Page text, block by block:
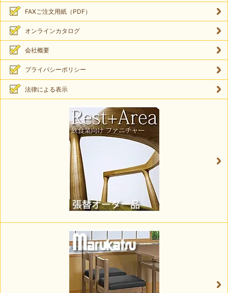
FAXご注文用紙（PDF）
オンラインカタログ
会社概要
プライバシーポリシー
法律による表示